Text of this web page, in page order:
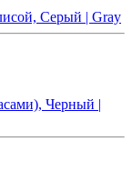
Cерый | Gray
Черный |